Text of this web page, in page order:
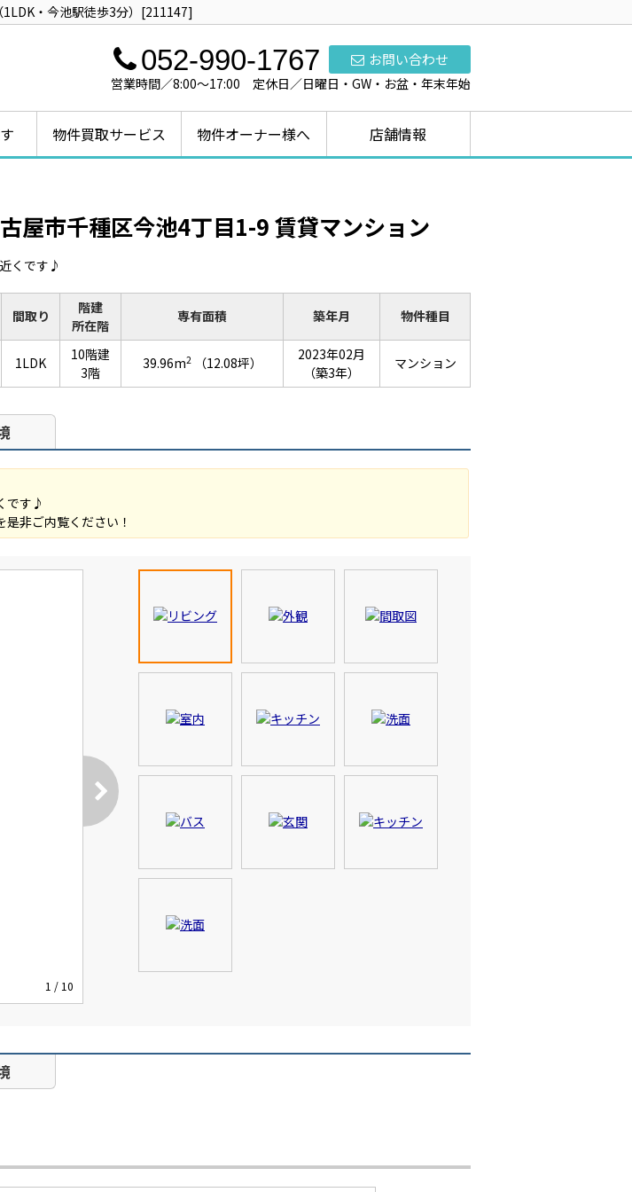
・今池駅徒歩3分）[211147]
お問い合わせ
052-990-1767
営業時間／8:00～17:00 定休日／日曜日・GW・お盆・年末年始
物件買取サービス 物件オーナー様へ 店舗情報
屋市千種区今池4丁目1-9 賃貸マンション
くです♪
間取り
階建
所在階
専有面積 築年月 物件種目
1LDK
10階建
3階
39.96m2 （12.08坪）
2023年02月
（築3年）
マンション
です♪
非ご内覧ください！
1 / 10